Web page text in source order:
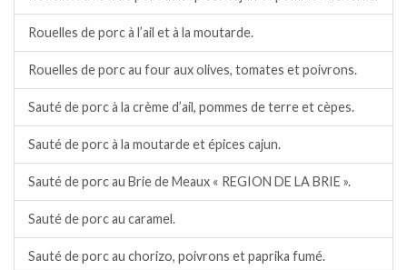
Rouelles de porc à l’ail et à la moutarde.
Rouelles de porc au four aux olives, tomates et poivrons.
Sauté de porc à la crème d’ail, pommes de terre et cèpes.
Sauté de porc à la moutarde et épices cajun.
Sauté de porc au Brie de Meaux « REGION DE LA BRIE ».
Sauté de porc au caramel.
Sauté de porc au chorizo, poivrons et paprika fumé.